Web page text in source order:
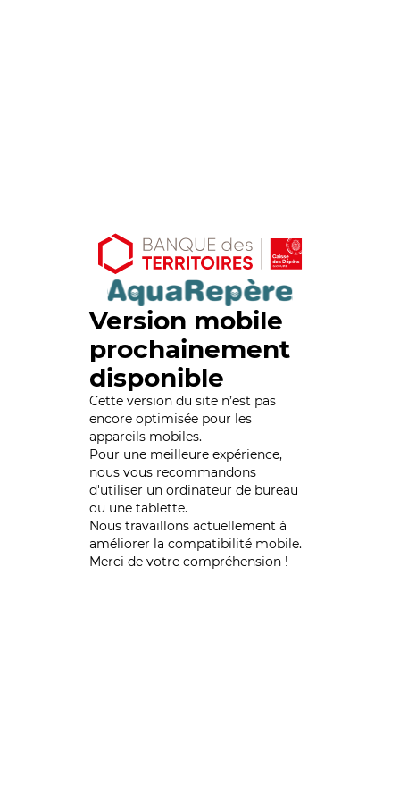
Version mobile
prochainement
disponible
Cette version du site n’est pas
encore optimisée pour les
appareils mobiles.
Pour une meilleure expérience,
nous vous recommandons
d'utiliser un ordinateur de bureau
ou une tablette.
Nous travaillons actuellement à
améliorer la compatibilité mobile.
Merci de votre compréhension !